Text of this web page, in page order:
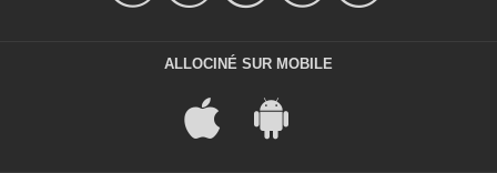
ALLOCINÉ SUR MOBILE